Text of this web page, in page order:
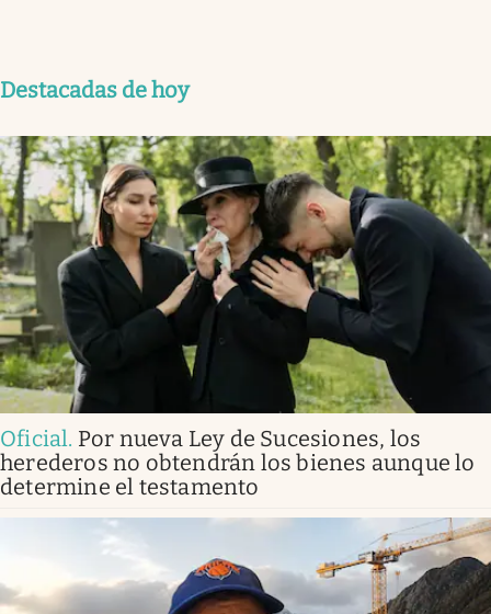
Destacadas de hoy
Oficial. Por nueva Ley de Sucesiones, los
herederos no obtendrán los bienes aunque lo
determine el testamento